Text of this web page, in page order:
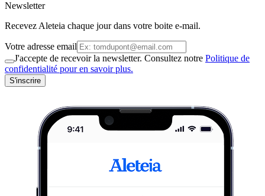
Newsletter
Recevez Aleteia chaque jour dans votre boite e-mail.
Votre adresse email
J'accepte de recevoir la newsletter. Consultez notre Politique de
confidentialité pour en savoir plus.
S'inscrire